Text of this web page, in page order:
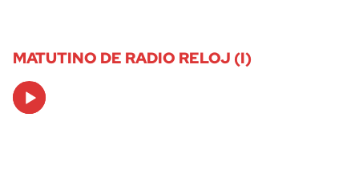
MATUTINO DE RADIO RELOJ (I)
Audio
Player